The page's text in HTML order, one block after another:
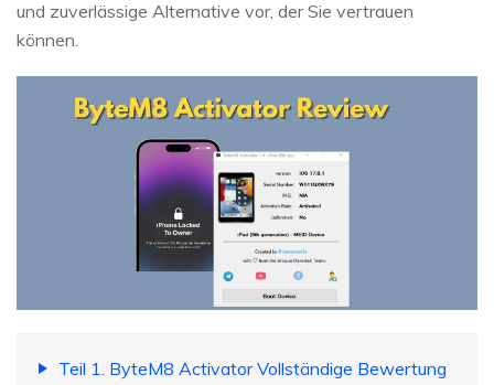
und zuverlässige Alternative vor, der Sie vertrauen
können.
Teil 1. ByteM8 Activator Vollständige Bewertung